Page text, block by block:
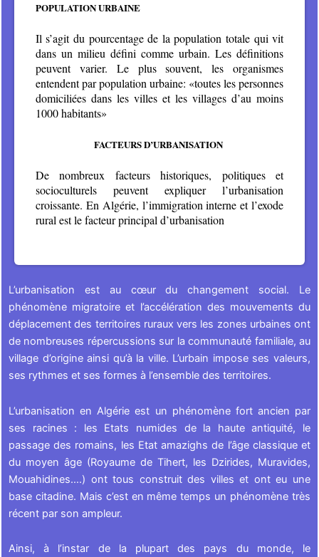
POPULATION URBAINE
Il s’agit du pourcentage de la population totale qui vit
dans un milieu défini comme urbain. Les définitions
peuvent varier. Le plus souvent, les organismes
entendent par population urbaine: «toutes les personnes
domiciliées dans les villes et les villages d’au moins
1000 habitants»
FACTEURS D’URBANISATION
De nombreux facteurs historiques, politiques et
socioculturels peuvent expliquer l’urbanisation
croissante. En Algérie, l’immigration interne et l’exode
rural est le facteur principal d’urbanisation
L’urbanisation est au cœur du changement social. Le
phénomène migratoire et l’accélération des mouvements du
déplacement des territoires ruraux vers les zones urbaines ont
de nombreuses répercussions sur la communauté familiale, au
village d’origine ainsi qu’à la ville. L’urbain impose ses valeurs,
ses rythmes et ses formes à l’ensemble des territoires.
L’urbanisation en Algérie est un phénomène fort ancien par
ses racines : les Etats numides de la haute antiquité, le
passage des romains, les Etat amazighs de l’âge classique et
du moyen âge (Royaume de Tihert, les Dzirides, Muravides,
Mouahidines….) ont tous construit des villes et ont eu une
base citadine. Mais c’est en même temps un phénomène très
récent par son ampleur.
Ainsi, à l’instar de la plupart des pays du monde, le